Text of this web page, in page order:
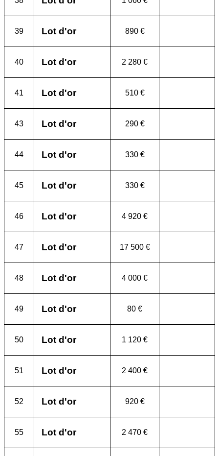
39 Lot d'or 890 €
40 Lot d'or 2 280 €
41 Lot d'or 510 €
43 Lot d'or 290 €
44 Lot d'or 330 €
45 Lot d'or 330 €
46 Lot d'or 4 920 €
47 Lot d'or 17 500 €
48 Lot d'or 4 000 €
49 Lot d'or 80 €
50 Lot d'or 1 120 €
51 Lot d'or 2 400 €
52 Lot d'or 920 €
55 Lot d'or 2 470 €